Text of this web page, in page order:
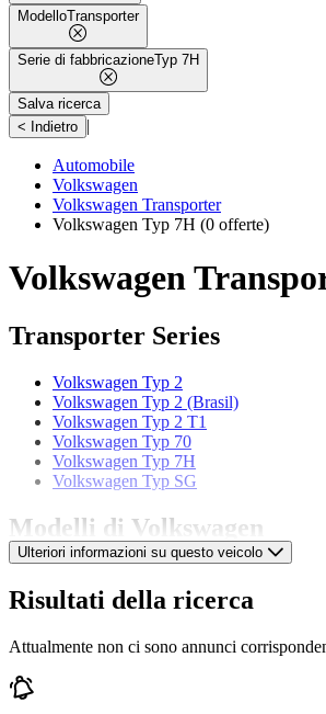
ModelloTransporter
Serie di fabbricazioneTyp 7H
Salva ricerca
< Indietro |
Automobile
Volkswagen
Volkswagen Transporter
Volkswagen Typ 7H (0 offerte)
Volkswagen
Transporter Series
Volkswagen Typ 2
Volkswagen Typ 2 (Brasil)
Volkswagen Typ 2 T1
Volkswagen Typ 70
Volkswagen Typ 7H
Volkswagen Typ SG
Modelli di Volkswagen
Volkswagen Beetle
Volkswagen Buggy
Volkswagen Golf
Ulteriori informazioni su questo veicolo
Risultati della ricerca
Attualmente non ci sono annunci